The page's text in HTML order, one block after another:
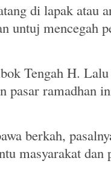
di lapak atau
untuj mencegah
Tengah H.
pasar ramadhan
berkah,
masyarakat